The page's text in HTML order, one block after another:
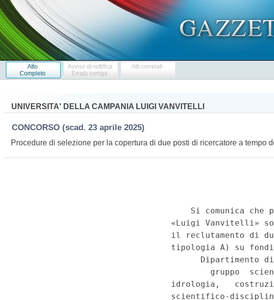
Atto
Completo
Avviso di rettifica
Errata corrige
Atti correlati
UNIVERSITA' DELLA CAMPANIA LUIGI VANVITELLI
CONCORSO (scad. 23 aprile 2025)
Procedure di selezione per la copertura di due posti di ricercatore a tempo